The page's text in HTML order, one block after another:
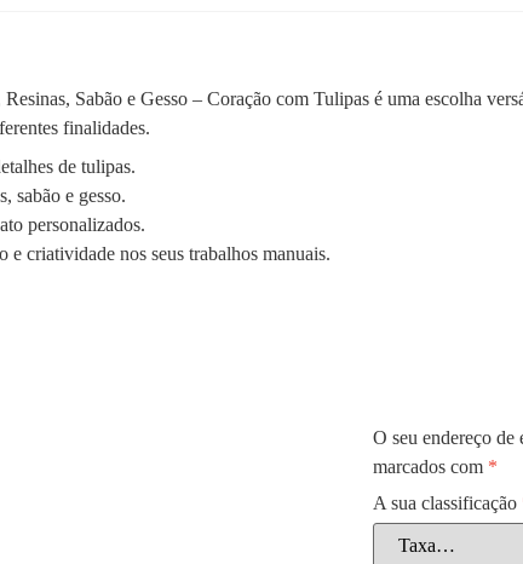
Sabão e Gesso – Coração com Tulipas é uma escolha
finalidades.
de tulipas.
sabão e gesso.
personalizados.
e criatividade nos seus trabalhos manuais.
O seu endereço de
marcados com *
A sua classificação